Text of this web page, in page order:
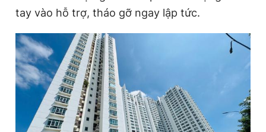
tay vào hỗ trợ, tháo gỡ ngay lập tức.